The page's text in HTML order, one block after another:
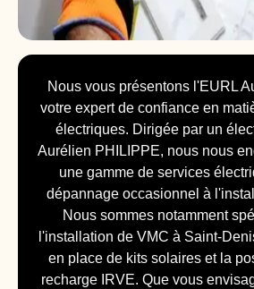
Nous vous présentons l'EURL
votre expert de confiance en
électriques. Dirigée par un
Aurélien PHILIPPE, nous nous
une gamme de services
dépannage occasionnel à
Nous sommes notamment
l'installation de VMC à Saint-
en place de kits solaires et la
recharge IRVE. Que vous